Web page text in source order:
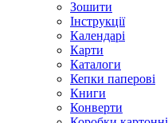
Зошити
Інструкції
Календарі
Карти
Каталоги
Кепки паперові
Книги
Конверти